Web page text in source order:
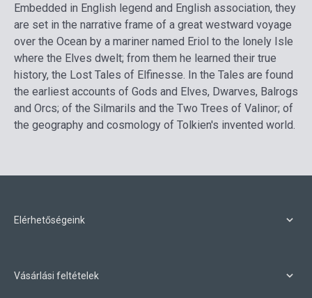
Embedded in English legend and English association, they
are set in the narrative frame of a great westward voyage
over the Ocean by a mariner named Eriol to the lonely Isle
where the Elves dwelt; from them he learned their true
history, the Lost Tales of Elfinesse. In the Tales are found
the earliest accounts of Gods and Elves, Dwarves, Balrogs
and Orcs; of the Silmarils and the Two Trees of Valinor; of
the geography and cosmology of Tolkien's invented world.
Elérhetőségeink
Vásárlási feltételek